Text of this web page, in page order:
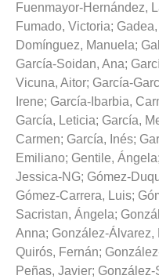
Fuenmayor-Hernández,
Fumado, Victoria;
Domínguez, Manuela;
García-Soidan, Ana;
Vicuna, Aitor; García-
Irene; García-Ibarbia,
García, Leticia; García,
Carmen; García, Inés;
Emiliano; Gentile, Ángela;
Jessica-NG; Gómez-
Gómez-Carrera, Luis;
Sacristan, Ángela;
Anna; González-Álvarez,
Quirós, Fernán;
Peñas, Javier; González-